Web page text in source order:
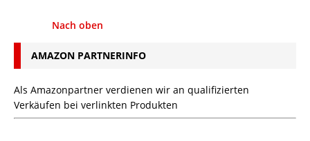
Nach oben
AMAZON PARTNERINFO
Als Amazonpartner verdienen wir an qualifizierten
Verkäufen bei verlinkten Produkten